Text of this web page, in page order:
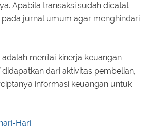
Apabila transaksi sudah dicatat
jurnal umum agar menghindari
menilai kinerja keuangan
dari aktivitas pembelian,
informasi keuangan untuk
Hari